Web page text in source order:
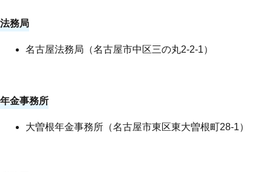
法務局
名古屋法務局（名古屋市中区三の丸2-2-1）
年金事務所
大曽根年金事務所（名古屋市東区東大曽根町28-1）